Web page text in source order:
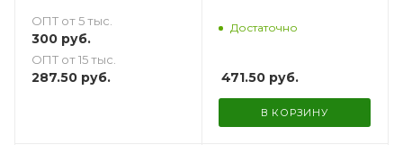
ОПТ от 5 тыс.
300 руб.
ОПТ от 15 тыс.
287.50 руб.
Достаточно
471.50руб.
В КОРЗИНУ